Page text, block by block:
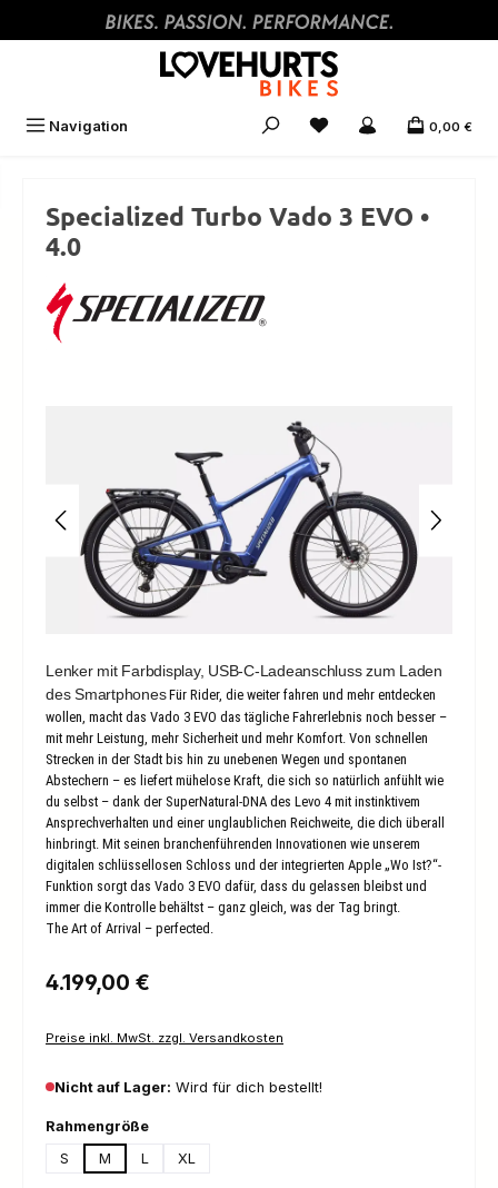
Zum Hauptinhalt springen
Navigation 0,00 €
Specialized Turbo Vado 3 EVO •
4.0
Lenker mit Farbdisplay, USB-C-Ladeanschluss zum Laden
des SmartphonesFür Rider, die weiter fahren und mehr entdecken
wollen, macht das Vado 3 EVO das tägliche Fahrerlebnis noch besser –
mit mehr Leistung, mehr Sicherheit und mehr Komfort. Von schnellen
Strecken in der Stadt bis hin zu unebenen Wegen und spontanen
Abstechern – es liefert mühelose Kraft, die sich so natürlich anfühlt wie
du selbst – dank der SuperNatural-DNA des Levo 4 mit instinktivem
Ansprechverhalten und einer unglaublichen Reichweite, die dich überall
hinbringt. Mit seinen branchenführenden Innovationen wie unserem
digitalen schlüssellosen Schloss und der integrierten Apple „Wo Ist?“-
Funktion sorgt das Vado 3 EVO dafür, dass du gelassen bleibst und
immer die Kontrolle behältst – ganz gleich, was der Tag bringt.
The Art of Arrival – perfected.
Regulärer Preis:
4.199,00 €
Preise inkl. MwSt. zzgl. Versandkosten
Nicht auf Lager: Wird für dich bestellt!
Rahmengrößeauswählen
S
M L XL